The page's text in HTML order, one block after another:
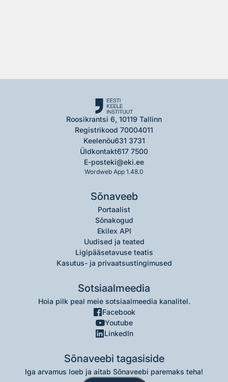
Roosikrantsi 6, 10119 Tallinn
Registrikood 70004011
Keelenõu631 3731
Üldkontakt617 7500
E-posteki@eki.ee
Wordweb App 1.48.0
Sõnaveeb
Portaalist
Sõnakogud
Ekilex API
Uudised ja teated
Ligipääsetavuse teatis
Kasutus- ja privaatsustingimused
Sotsiaalmeedia
Hoia pilk peal meie sotsiaalmeedia kanalitel.
Facebook
Youtube
LinkedIn
Sõnaveebi tagasiside
Iga arvamus loeb ja aitab Sõnaveebi paremaks teha!